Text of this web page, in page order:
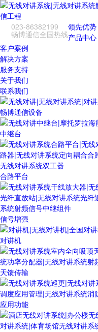
023-86382199
畅博通信全国热线
领先优势
产品中心
客户案例
解决方案
服务支持
关于我们
联系我们
畅博通信设备
中继台
合路平台
信号增强
对讲机
天馈传输
应用功能